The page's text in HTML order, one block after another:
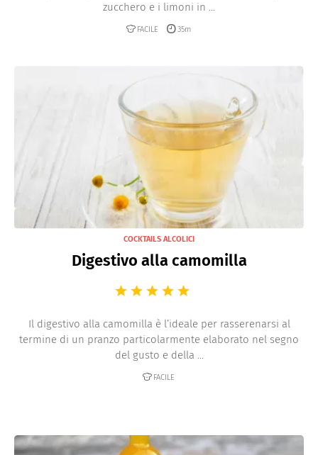
zucchero e i limoni in ...
FACILE 35m
COCKTAILS ALCOLICI
Digestivo alla camomilla
Il digestivo alla camomilla è l’ideale per rasserenarsi al
termine di un pranzo particolarmente elaborato nel segno
del gusto e della ...
FACILE